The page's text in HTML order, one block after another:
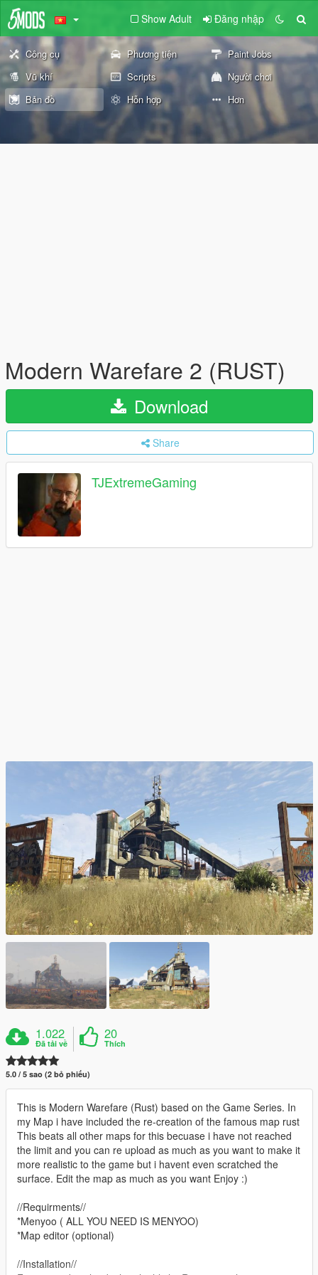
Show Adult Đăng nhập
Công cụ Phương tiện
Paint Jobs
Vũ khí
Scripts
Người chơi
Bản đồ
Hỗn hợp Hơn
Modern Warefare 2 (RUST)
Download
Share
TJExtremeGaming
1.022
Đã tải về
20
Thích
5.0 / 5 sao (2 bỏ phiếu)
This is Modern Warefare (Rust) based on the Game Series. In
my Map i have included the re-creation of the famous map rust
This beats all other maps for this becuase i have not reached
the limit and you can re upload as much as you want to make it
more realistic to the game but i havent even scratched the
surface. Edit the map as much as you want Enjoy :)
//Requirments//
*Menyoo ( ALL YOU NEED IS MENYOO)
*Map editor (optional)
//Installation//